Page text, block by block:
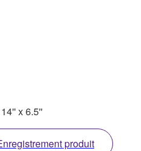
x 6.5''
produit